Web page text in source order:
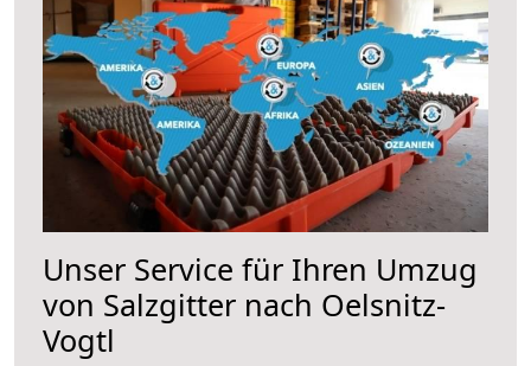
Unser Service für Ihren Umzug
von Salzgitter nach Oelsnitz-
Vogtl